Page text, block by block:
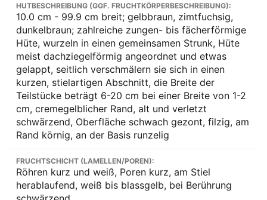
HUTBESCHREIBUNG (GGF. FRUCHTKÖRPERBESCHREIBUNG):
10.0 cm - 99.9 cm breit; gelbbraun, zimtfuchsig,
dunkelbraun; zahlreiche zungen- bis fächerförmige
Hüte, wurzeln in einen gemeinsamen Strunk, Hüte
meist dachziegelförmig angeordnet und etwas
gelappt, seitlich verschmälern sie sich in einen
kurzen, stielartigen Abschnitt, die Breite der
Teilstücke beträgt 6-20 cm bei einer Breite von 1-2
cm, cremegelblicher Rand, alt und verletzt
schwärzend, Oberfläche schwach gezont, filzig, am
Rand körnig, an der Basis runzelig
FRUCHTSCHICHT (LAMELLEN/POREN):
Röhren kurz und weiß, Poren kurz, am Stiel
herablaufend, weiß bis blassgelb, bei Berührung